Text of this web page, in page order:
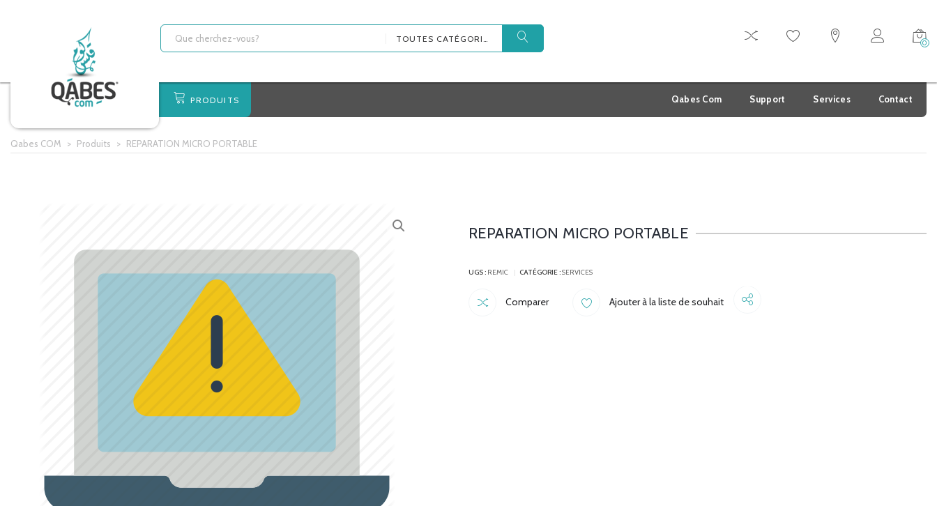
TOUTES CATÉGORIES 0
PRODUITS Qabes Com Support Services Contact
Qabes COM > Produits > REPARATION MICRO PORTABLE
REPARATION MICRO PORTABLE
UGS : REMIC CATÉGORIE :SERVICES
Comparer Ajouter à la liste de souhait